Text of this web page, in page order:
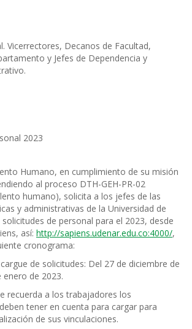
Vicerrectores, Decanos de Facultad,
y Jefes de Dependencia y
2023
Humano, en cumplimiento de su misión
al proceso DTH-GEH-PR-02
humano), solicita a los jefes de las
y administrativas de la Universidad de
de personal para el 2023, desde
así: http://sapiens.udenar.edu.co:4000/,
cronograma:
de solicitudes: Del 27 de diciembre de
enero de 2023.
recuerda a los trabajadores los
tener en cuenta para cargar para
de sus vinculaciones.